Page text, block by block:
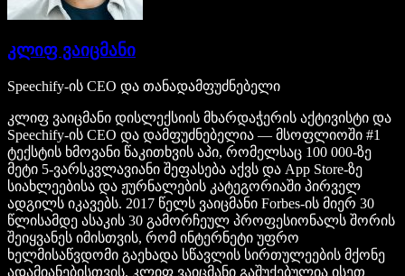
კლიფ ვაიცმანი
Speechify-ის CEO და თანადამფუძნებელი
კლიფ ვაიცმანი დისლექსიის მხარდაჭერის აქტივისტი და
Speechify-ის CEO და დამფუძნებელია — მსოფლიოში #1
ტექსტის ხმოვანი წაკითხვის აპი, რომელსაც 100 000-ზე
მეტი 5-ვარსკვლავიანი შეფასება აქვს და App Store-ზე
სიახლეებისა და ჟურნალების კატეგორიაში პირველ
ადგილს იკავებს. 2017 წელს ვაიცმანი Forbes-ის მიერ 30
წლისამდე ასაკის 30 გამორჩეულ პროფესიონალს შორის
შეიყვანეს იმისთვის, რომ ინტერნეტი უფრო
ხელმისაწვდომი გაეხადა სწავლის სირთულეების მქონე
ადამიანებისთვის. კლიფ ვაიცმანი გაშუქებულია ისეთ